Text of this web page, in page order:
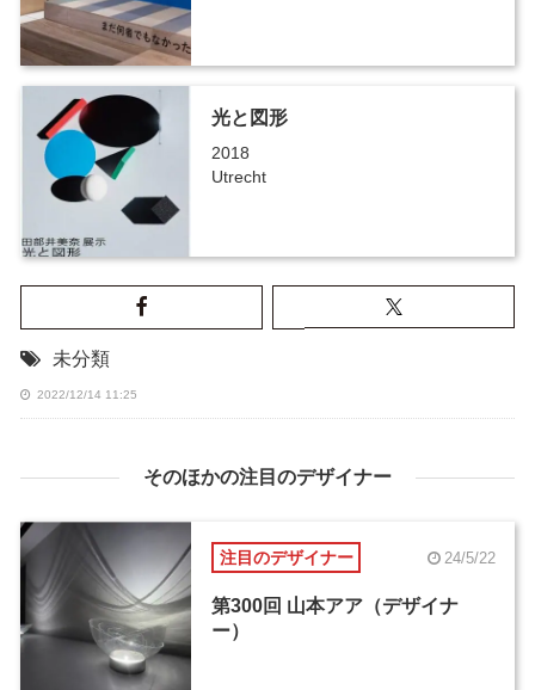
光と図形
2018
Utrecht
未分類
2022/12/14 11:25
そのほかの注目のデザイナー
注目のデザイナー 24/5/22
第300回 山本アア（デザイナ
ー）